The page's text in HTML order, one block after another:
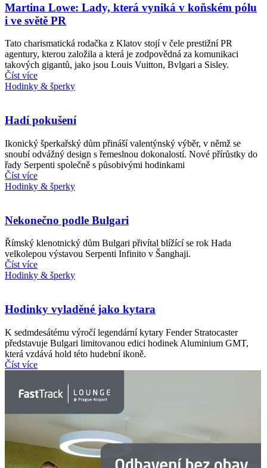
Martina Lowe: Lady, která vyniká v koňském pólu
i ve světě PR
Tato charismatická rodačka z Klatov stojí v čele prestižní PR
agentury, kterou založila a která je zodpovědná za komunikaci
takových gigantů, jako jsou Louis Vuitton, Bvlgari a Sisley.
Číst více
Hodinky & šperky
Hadí pokušení
Ikonický šperkařský dům přináší valentýnský výběr, v němž se
snoubí odvážný design s řemeslnou dokonalostí. Nové přírůstky do
řady Serpenti společně s působivými hodinkami
Číst více
Hodinky & šperky
Nekonečno podle Bulgari
Římský klenotnický dům Bulgari přivítal blížící se rok Hada
velkolepou výstavou Serpenti Infinito v Šanghaji.
Číst více
Hodinky & šperky
Hodinky vyladěné jako kytara
K sedmdesátému výročí legendární kytary Fender Stratocaster
představuje Bulgari limitovanou edici hodinek Aluminium GMT,
která vzdává hold této hudební ikoně.
Číst více